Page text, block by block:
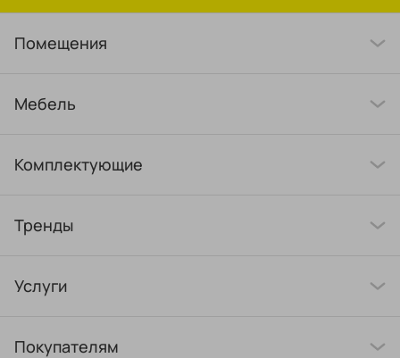
Помещения
Мебель
Комплектующие
Тренды
Услуги
Покупателям